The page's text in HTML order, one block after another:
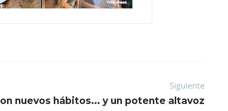
Siguiente
nuevos hábitos... y un potente altavoz